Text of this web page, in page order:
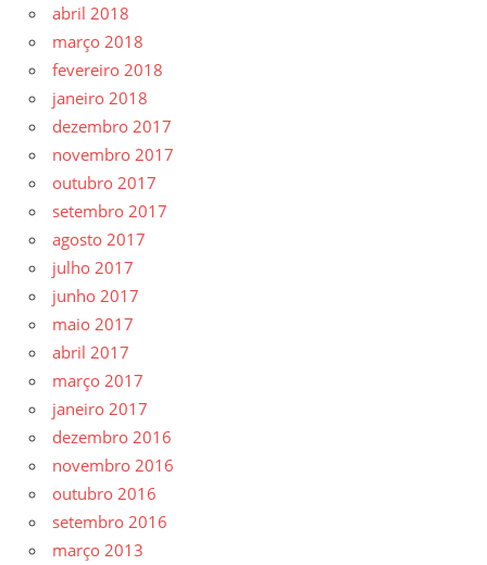
abril 2018
março 2018
fevereiro 2018
janeiro 2018
dezembro 2017
novembro 2017
outubro 2017
setembro 2017
agosto 2017
julho 2017
junho 2017
maio 2017
abril 2017
março 2017
janeiro 2017
dezembro 2016
novembro 2016
outubro 2016
setembro 2016
março 2013